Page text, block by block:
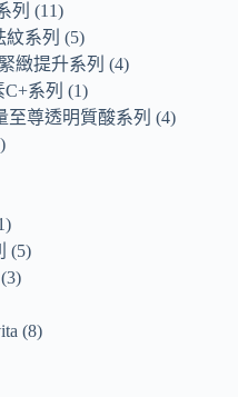
列
11
紋系列
5
緻提升系列
4
系列
1
至尊透明質酸系列
4
5
3
8